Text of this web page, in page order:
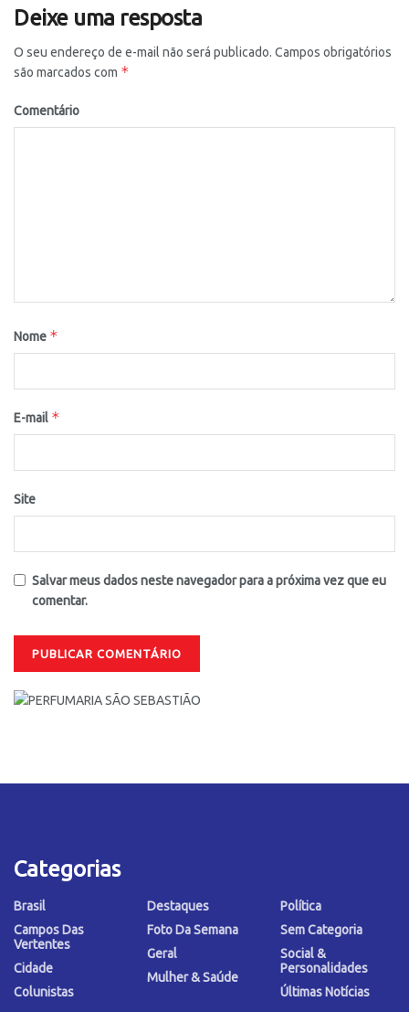
Deixe uma resposta
O seu endereço de e-mail não será publicado. Campos obrigatórios
são marcados com *
Comentário
Nome *
E-mail *
Site
Salvar meus dados neste navegador para a próxima vez que eu
comentar.
Categorias
Brasil
Campos Das
Vertentes
Cidade
Colunistas
Destaques
Foto Da Semana
Geral
Mulher & Saúde
Política
Sem Categoria
Social &
Personalidades
Últimas Notícias